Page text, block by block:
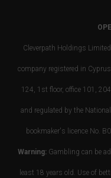
Cleverpath Holdings
company registered in
124, 1st floor, office 101,
and regulated by the
bookmaker's licence No.
Warning: Gambling can be
least 18 years old. Use of